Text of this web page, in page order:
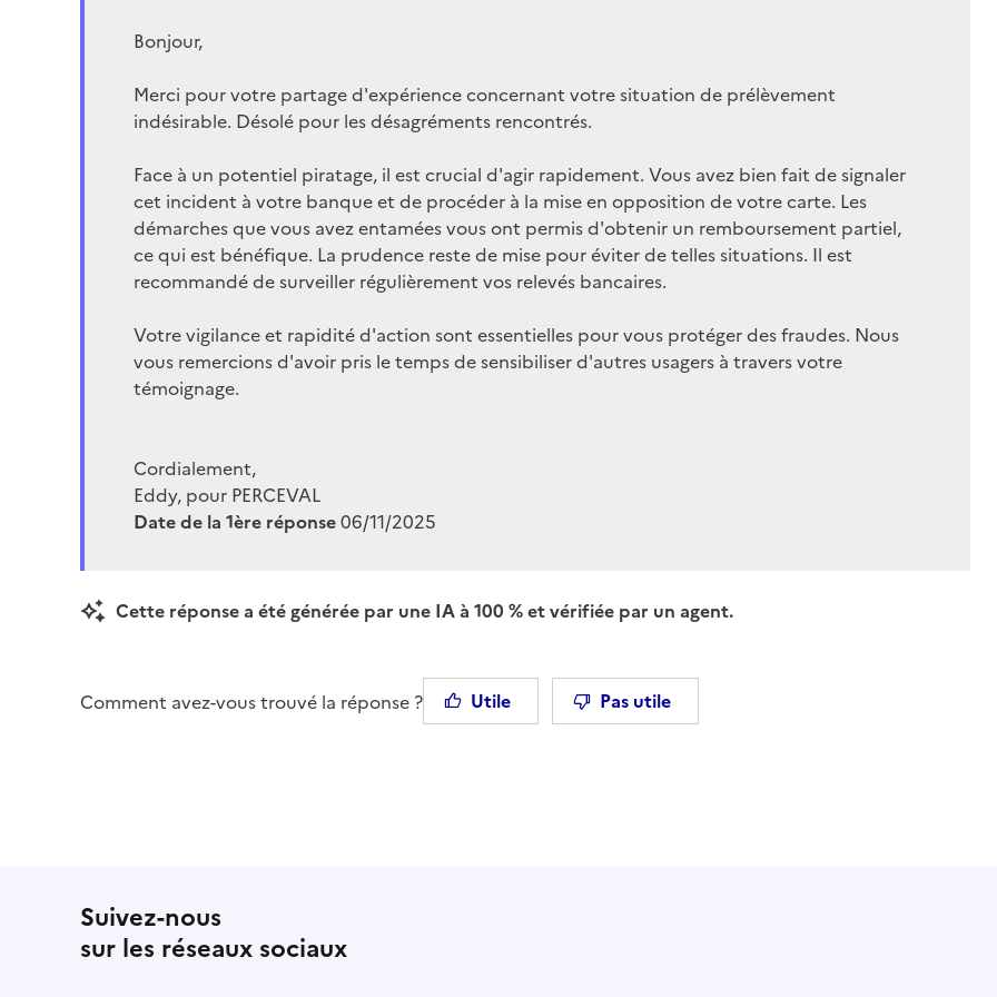
Bonjour,
Merci pour votre partage d'expérience concernant votre situation de prélèvement
indésirable. Désolé pour les désagréments rencontrés.
Face à un potentiel piratage, il est crucial d'agir rapidement. Vous avez bien fait de signaler
cet incident à votre banque et de procéder à la mise en opposition de votre carte. Les
démarches que vous avez entamées vous ont permis d'obtenir un remboursement partiel,
ce qui est bénéfique. La prudence reste de mise pour éviter de telles situations. Il est
recommandé de surveiller régulièrement vos relevés bancaires.
Votre vigilance et rapidité d'action sont essentielles pour vous protéger des fraudes. Nous
vous remercions d'avoir pris le temps de sensibiliser d'autres usagers à travers votre
témoignage.
Cordialement,
Eddy, pour PERCEVAL
Date de la 1ère réponse06/11/2025
Cette réponse a été générée par une IA à 100 % et vérifiée par un agent.
Comment avez-vous trouvé la réponse ? Utile Pas utile
Suivez-nous
sur les réseaux sociaux